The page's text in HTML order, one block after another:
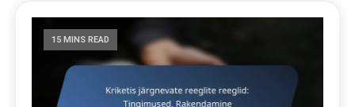
15 MINS READ